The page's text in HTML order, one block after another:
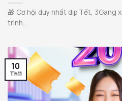
🎁 Cơ hội duy nhất dịp Tết,
trình...
10
Th11